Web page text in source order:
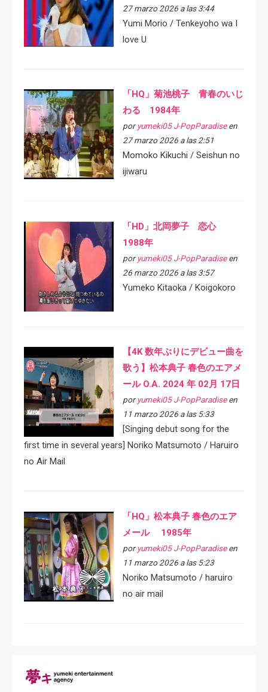
27 marzo 2026 a las 3:44
Yumi Morio / Tenkeyoho wa I
love U
「HQ」菊池桃子 青春のいじ
わる 1984年
por yumeki05 J-PopParadiseen
27 marzo 2026 a las 2:51
Momoko Kikuchi / Seishun no
ijiwaru
「HD」北岡夢子 恋心
1988年
por yumeki05 J-PopParadiseen
26 marzo 2026 a las 3:57
Yumeko Kitaoka / Koigokoro
【4K 数年ぶりにデビュー曲を
歌う】松本典子 春色のエアメ
ール O.A. 2024 年 02月 17日
por yumeki05 J-PopParadiseen
11 marzo 2026 a las 5:33
[Singing debut song for the
first time in several years] Noriko Matsumoto / Haruiro
no Air Mail
「HQ」松本典子 春色のエア
メール 1985年
por yumeki05 J-PopParadiseen
11 marzo 2026 a las 5:23
Noriko Matsumoto / haruiro
no air mail